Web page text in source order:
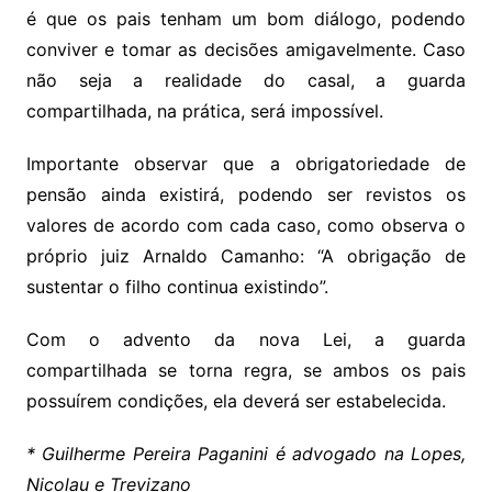
é que os pais tenham um bom diálogo, podendo
conviver e tomar as decisões amigavelmente. Caso
não seja a realidade do casal, a guarda
compartilhada, na prática, será impossível.
Importante observar que a obrigatoriedade de
pensão ainda existirá, podendo ser revistos os
valores de acordo com cada caso, como observa o
próprio juiz Arnaldo Camanho: “A obrigação de
sustentar o filho continua existindo”.
Com o advento da nova Lei, a guarda
compartilhada se torna regra, se ambos os pais
possuírem condições, ela deverá ser estabelecida.
* Guilherme Pereira Paganini é advogado na Lopes,
Nicolau e Trevizano